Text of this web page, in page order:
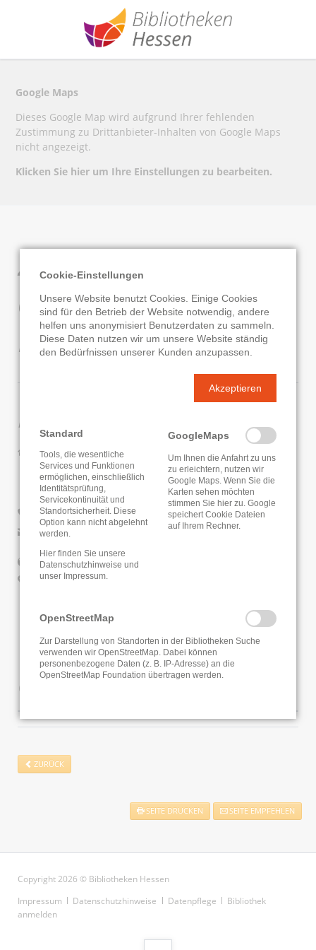
Google Maps
Dieses Google Map wird aufgrund Ihrer fehlenden
Zustimmung zu Drittanbieter-Inhalten von Google Maps
nicht angezeigt.
Klicken Sie hier um Ihre Einstellungen zu bearbeiten.
Zweigstellenverbund
an der HLSB Fulda -
Bücherei Edelzell
Kontaktdaten
Zweigstellenverbund an der HLSB Fulda - Bücherei
Edelzell
Am Rain 1A
36043 Fulda
0661/1024836
E-Mail senden
Website
Google Routenplaner
Öffnungszeiten
ZURÜCK
SEITE DRUCKEN SEITE EMPFEHLEN
Copyright 2026 © Bibliotheken Hessen
Navigation
überspringen
Impressum Datenschutzhinweise Datenpflege
Bibliothek
anmelden
Cookie-Einstellungen
Unsere Website benutzt Cookies. Einige Cookies
sind für den Betrieb der Website notwendig, andere
helfen uns anonymisiert Benutzerdaten zu sammeln.
Diese Daten nutzen wir um unsere Website ständig
den Bedürfnissen unserer Kunden anzupassen.
Akzeptieren
Standard
Tools, die wesentliche
Services und Funktionen
ermöglichen, einschließlich
Identitätsprüfung,
Servicekontinuität und
Standortsicherheit. Diese
Option kann nicht abgelehnt
werden.
Hier finden Sie unsere
Datenschutzhinweise und
unser Impressum.
GoogleMaps
Um Ihnen die Anfahrt zu uns
zu erleichtern, nutzen wir
Google Maps. Wenn Sie die
Karten sehen möchten
stimmen Sie hier zu. Google
speichert Cookie Dateien
auf Ihrem Rechner.
OpenStreetMap
Zur Darstellung von Standorten in der Bibliotheken Suche
verwenden wir OpenStreetMap. Dabei können
personenbezogene Daten (z. B. IP-Adresse) an die
OpenStreetMap Foundation übertragen werden.